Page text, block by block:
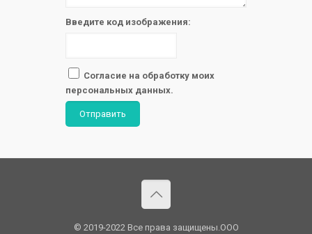
Введите код изображения:
Согласие на обработку моих
персональных данных.
Отправить
© 2019-2022 Все права защищены.OOO